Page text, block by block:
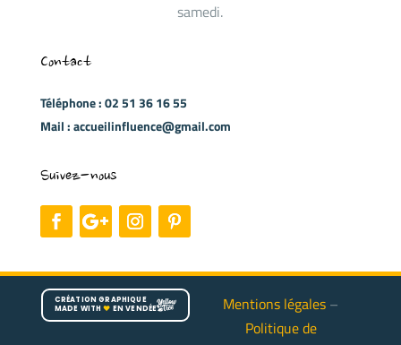
samedi.
Contact
Téléphone : 02 51 36 16 55
Mail : accueilinfluence@gmail.com
Suivez-nous
CRÉATION GRAPHIQUE
MADE WITH♥ EN VENDÉE Mentions légales –
Politique de